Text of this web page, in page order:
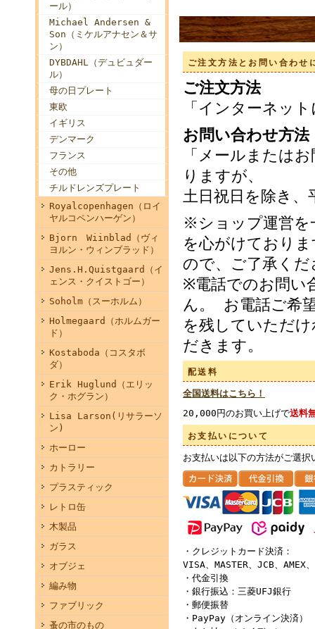
ール）
Michael Andersen &
Son（ミケルアナセン＆サ
ン）
DYBDAHL（デュビュダー
ル）
母の日プレート
東欧
イギリス
デンマーク
フランス
その他
チルドレンズプレート
Royalcopenhagen（ロイ
ヤルコペンハーゲン）
Bjorn Wiinblad（ヴィ
ヨルン・ウィンブラッド）
Jens.H.Quistgaard（イ
ェンス・クイストゴー）
Soholm（スーホルム）
Holmegaard（ホルムガー
ド）
Kostaboda（コスタボ
ダ）
Erik Huglund（エリッ
ク・ホグラン）
Lisa Larson(リサラーソ
ン)
ホーロー
カトラリー
プラスティック
レトロ缶
木製品
ガラス
オブジェ
編み物
ファブリック
蚤の市のもの
ご注文方法とお問い合わせ
ご注文方法
「インターネッ
お問い合わせ方法
「メールまたは
りますが、
土日祝日を除き
※ショップ運営を
を心がけており
ので、ご了承くだ
※電話でのお問い
ん。 お電話ご希
を残していただ
だきます。
配送料
全国送料はこちら！
20,000円のお買い上げで送料
お支払いについて
お支払いは以下の方法がご選択
・クレジットカード決済：
VISA、MASTER、JCB、
・代金引換
・銀行振込：三菱UFJ銀行
・郵便振替
・PayPay（オンライン決済）